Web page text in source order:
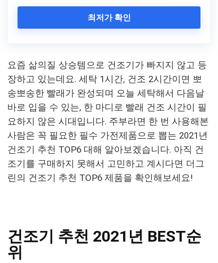
최저가 확인
요즘 삶의질 상승템으로 건조기가 빠지지 않고 등
장하고 있는데요. 세탁 1시간, 건조 2시간이면 뽀
송뽀송한 빨래가 완성되며 오늘 세탁해서 다음날
바로 입을 수 있는, 한 마디로 빨래 건조 시간이 필
요하지 않은 시대입니다. 주부라면 한 번 사용해본
사람은 꼭 필요한 필수 가전제품으로 뽑는 2021년
건조기 추천 TOP6 대해 알아보겠습니다. 아직 건
조기를 구매하지 못해서 고민하고 계시다면 더그
린의 건조기 추천 TOP6 제품을 확인해보세요!
건조기 추천 2021년 BEST순
위